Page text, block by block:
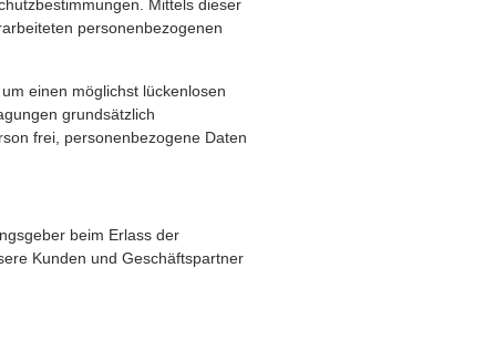
Mittels dieser
personenbezogenen
einen möglichst lückenlosen
grundsätzlich
frei, personenbezogene Daten
beim Erlass der
Kunden und Geschäftspartner